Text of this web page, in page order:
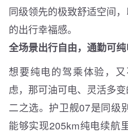
同级领先的极致舒适空间
的出行幸福感。
全场景出行自由，通勤可
想要纯电的驾乘体验，
虑，那可油可电、灵活多
二之选。护卫舰07是同级
能够实现205km纯电续航